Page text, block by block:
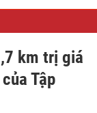
km trị giá
Tập